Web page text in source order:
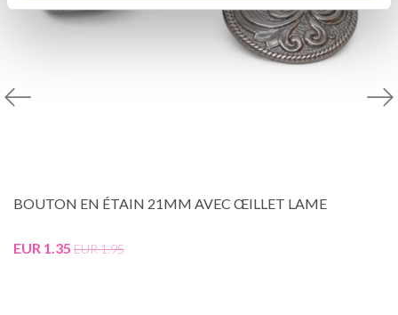
BOUTON EN ÉTAIN 21MM AVEC ŒILLET LAME
EUR 1.35 EUR 1.95